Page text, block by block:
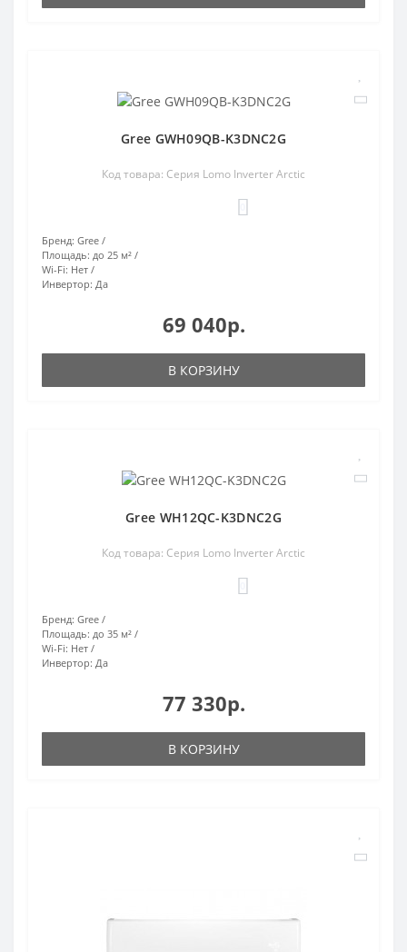
Gree GWH09QB-K3DNC2G
Код товара: Серия Lomo Inverter Arctic
Бренд: Gree
Площадь: до 25 м²
Wi-Fi: Нет
Инвертор: Да
69 040р.
В КОРЗИНУ
Gree WH12QC-K3DNC2G
Код товара: Серия Lomo Inverter Arctic
Бренд: Gree
Площадь: до 35 м²
Wi-Fi: Нет
Инвертор: Да
77 330р.
В КОРЗИНУ